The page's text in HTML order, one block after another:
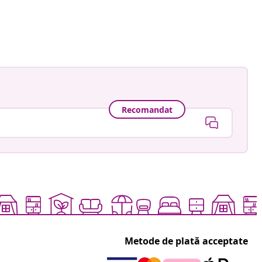
Recomandat
Metode de plată acceptate